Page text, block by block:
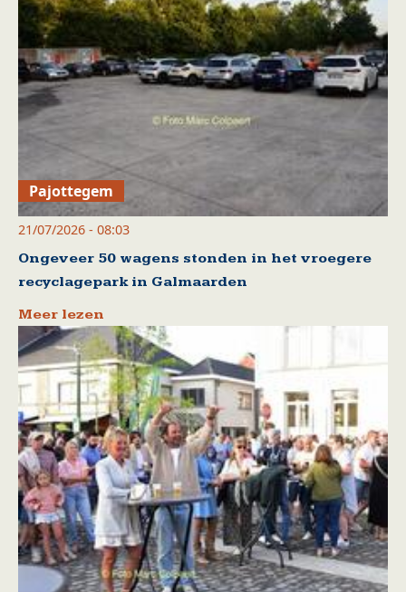
Pajottegem
21/07/2026 - 08:03
Ongeveer 50 wagens stonden in het vroegere
recyclagepark in Galmaarden
Meer lezen